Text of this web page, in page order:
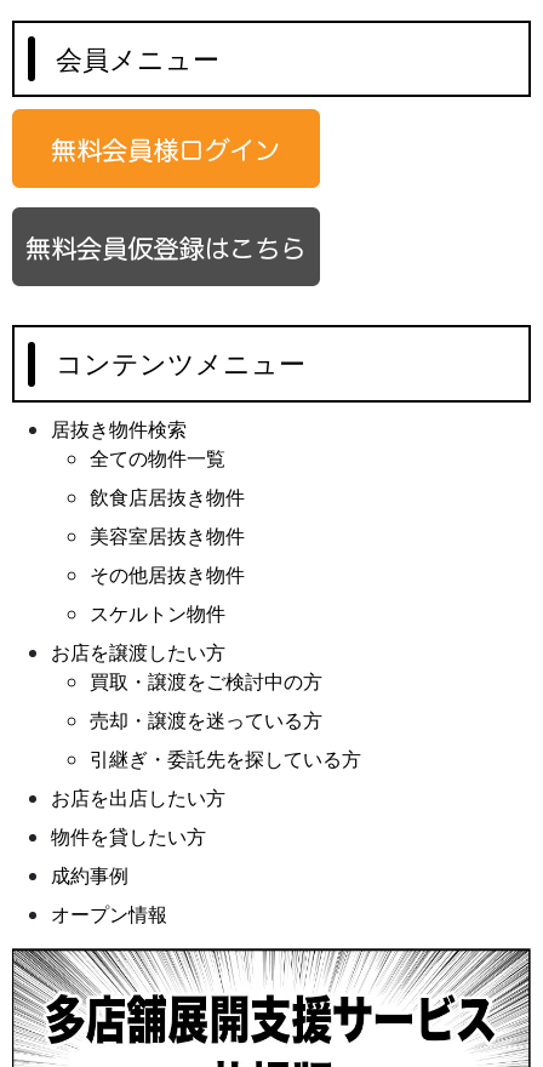
・ご本人の同意がある場合
・法令に基づく場合
・人の生命、身体又は財産の保護のために必要がある場
・公衆衛生の向上又は児童の健全な育成の推進のために
困難であるとき
・国の機関若しくは地方公共団体又はその委託を受けた
者が法令の定める事務を遂行することに対して協力する
必要がある場合であって、本人の同意を得ることによっ
て当該事務の遂行に支障を及ぼすおそれがあるとき
５．個人情報取扱いの委託
当社は、事業運営上、業務の一部を外部に委託していま
す。業務委託先に対しては、個人情報を預けることがあ
ります。この場合、個人情報を適切に取り扱っていると
認められる委託先を選定し、契約等において個人情報の
防止に必要な事項を取決め、適切な管理を実施させま
す。
６．個人情報の開示等の請求
お客様が当社に対してご自身の個人情報の開示等
（利用目的の通知、開示、内容の訂正・追加・削
除、利用の停止または消去、第三者への提供の停
止、第三者提供記録の開示）に関して、当社「個人
情報に関するお問合わせ窓口」に申し出ることがで
会員メニュー
コンテンツメニュー
居抜き物件検索
全ての物件一覧
飲食店居抜き物件
美容室居抜き物件
その他居抜き物件
スケルトン物件
お店を譲渡したい方
買取・譲渡をご検討中の方
売却・譲渡を迷っている方
引継ぎ・委託先を探している方
お店を出店したい方
物件を貸したい方
成約事例
オープン情報